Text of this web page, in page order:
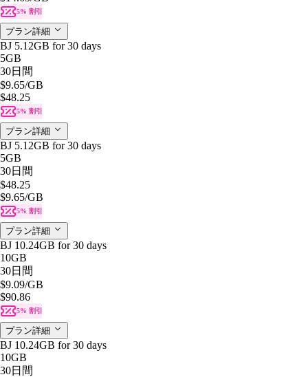
5% 割引
プラン詳細
BJ 5.12GB for 30 days
5GB
30日間
$9.65/GB
$48.25
5% 割引
プラン詳細
BJ 5.12GB for 30 days
5GB
30日間
$48.25
$9.65/GB
5% 割引
プラン詳細
BJ 10.24GB for 30 days
10GB
30日間
$9.09/GB
$90.86
5% 割引
プラン詳細
BJ 10.24GB for 30 days
10GB
30日間